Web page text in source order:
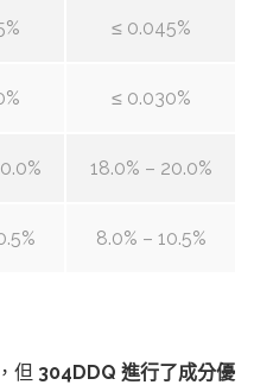
≤ 0.045%
≤ 0.030%
18.0% – 20.0%
8.0% – 10.5%
但 304DDQ 進行了成分優